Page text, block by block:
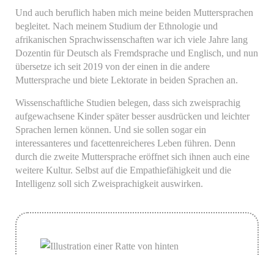
Und auch beruflich haben mich meine beiden Muttersprachen
begleitet. Nach meinem Studium der Ethnologie und
afrikanischen Sprachwissenschaften war ich viele Jahre lang
Dozentin für Deutsch als Fremdsprache und Englisch, und nun
übersetze ich seit 2019 von der einen in die andere
Muttersprache und biete Lektorate in beiden Sprachen an.
Wissenschaftliche Studien belegen, dass sich zweisprachig
aufgewachsene Kinder später besser ausdrücken und leichter
Sprachen lernen können. Und sie sollen sogar ein
interessanteres und facettenreicheres Leben führen. Denn
durch die zweite Muttersprache eröffnet sich ihnen auch eine
weitere Kultur. Selbst auf die Empathiefähigkeit und die
Intelligenz soll sich Zweisprachigkeit auswirken.